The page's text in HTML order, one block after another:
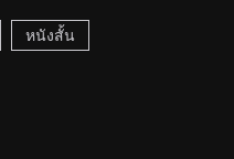
หนังสั้น